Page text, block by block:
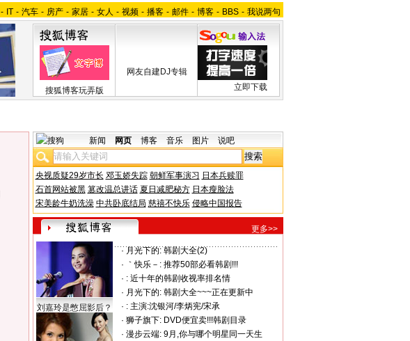
- IT - 汽车 - 房产 - 家居 - 女人 - 视频 - 播客 - 邮件 - 博客 - BBS - 我说两句
搜狐博客玩弄版
网友自建DJ专辑
立即下载
新闻 网页 博客 音乐 图片 说吧
央视质疑29岁市长 邓玉娇失踪 朝鲜军事演习 日本兵赎罪
石首网站被黑 篡改温总讲话 夏日减肥秘方 日本瘦脸法
宋美龄牛奶洗澡 中共卧底结局 慈禧不快乐 侵略中国报告
更多>>
刘嘉玲是憋屈影后？
· 月光下的: 韩剧大全(2)
· ｀快乐－: 推荐50部必看韩剧!!!
· : 近十年的韩剧收视率排名情
· 月光下的: 韩剧大全~~~正在更新中
· : 主演:沈银河/李炳宪/宋承
· 狮子旗下: DVD便宜卖!!!韩剧目录
· 漫步云端: 9月,你与哪个明星同一天生